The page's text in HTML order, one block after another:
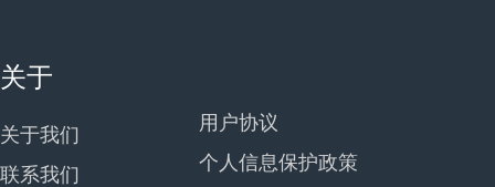
关于
关于我们
联系我们
用户协议
个人信息保护政策